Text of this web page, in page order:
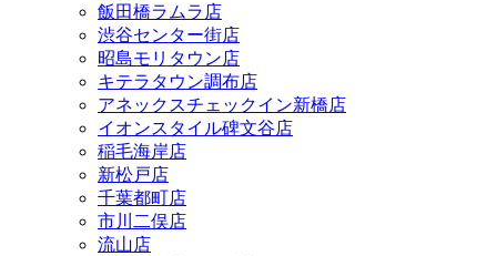
飯田橋ラムラ店
渋谷センター街店
昭島モリタウン店
キテラタウン調布店
アネックスチェックイン新橋店
イオンスタイル碑文谷店
稲毛海岸店
新松戸店
千葉都町店
市川二俣店
流山店